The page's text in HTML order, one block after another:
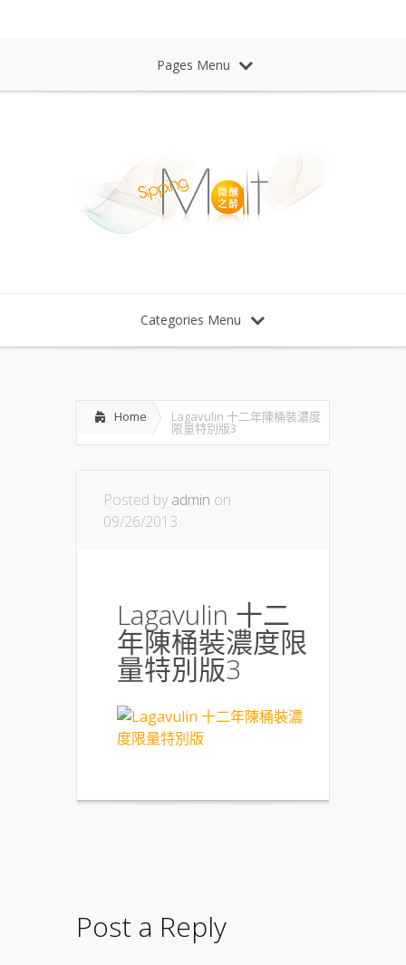
Pages Menu
Categories Menu
Home Lagavulin 十二年陳桶裝濃度
限量特別版3
Posted by admin on
09/26/2013
Lagavulin 十二
年陳桶裝濃度限
量特別版3
Post a Reply